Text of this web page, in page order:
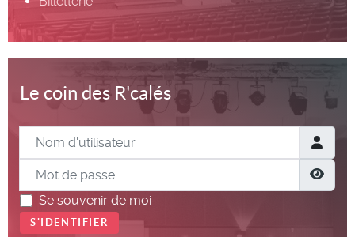
Le coin des R'calés
Nom d'utilisateur
Mot de passe
Se souvenir de moi
S'IDENTIFIER